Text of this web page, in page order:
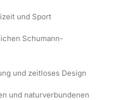
und Sport
Schumann-
und zeitloses Design
und naturverbundenen